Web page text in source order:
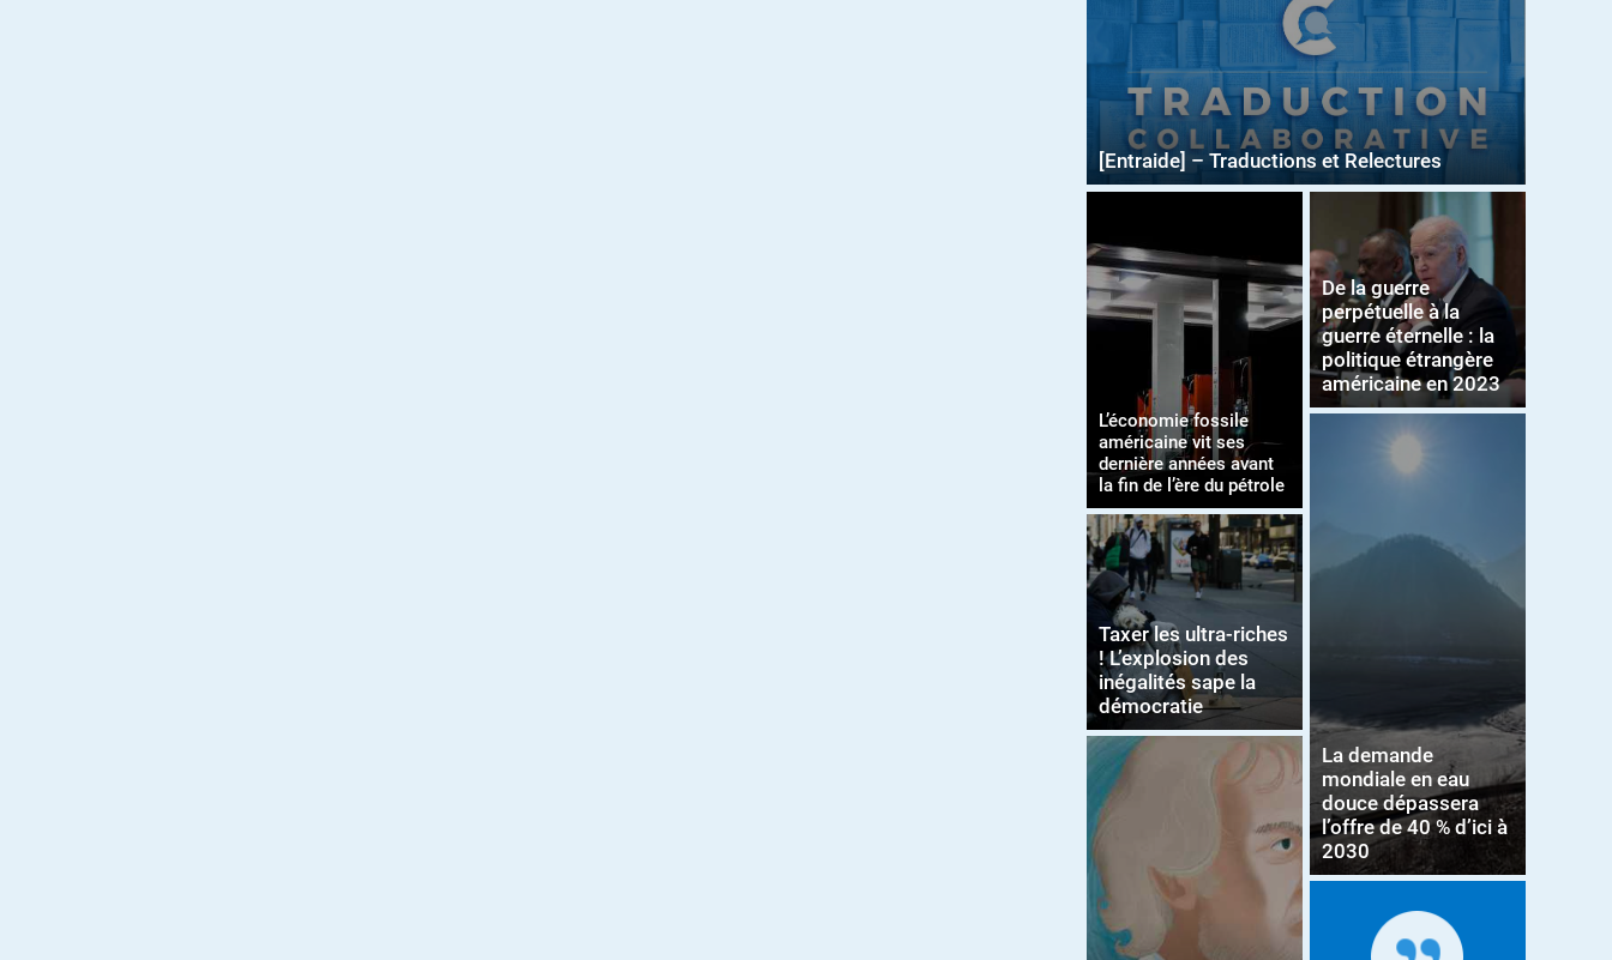
[Entraide] – Traductions et Relectures
L’économie fossile
américaine vit ses
dernière années avant
la fin de l’ère du pétrole
Taxer les ultra-riches
! L’explosion des
inégalités sape la
démocratie
De la guerre
perpétuelle à la
guerre éternelle : la
politique étrangère
américaine en 2023
La demande
mondiale en eau
douce dépassera
l’offre de 40 % d’ici à
2030